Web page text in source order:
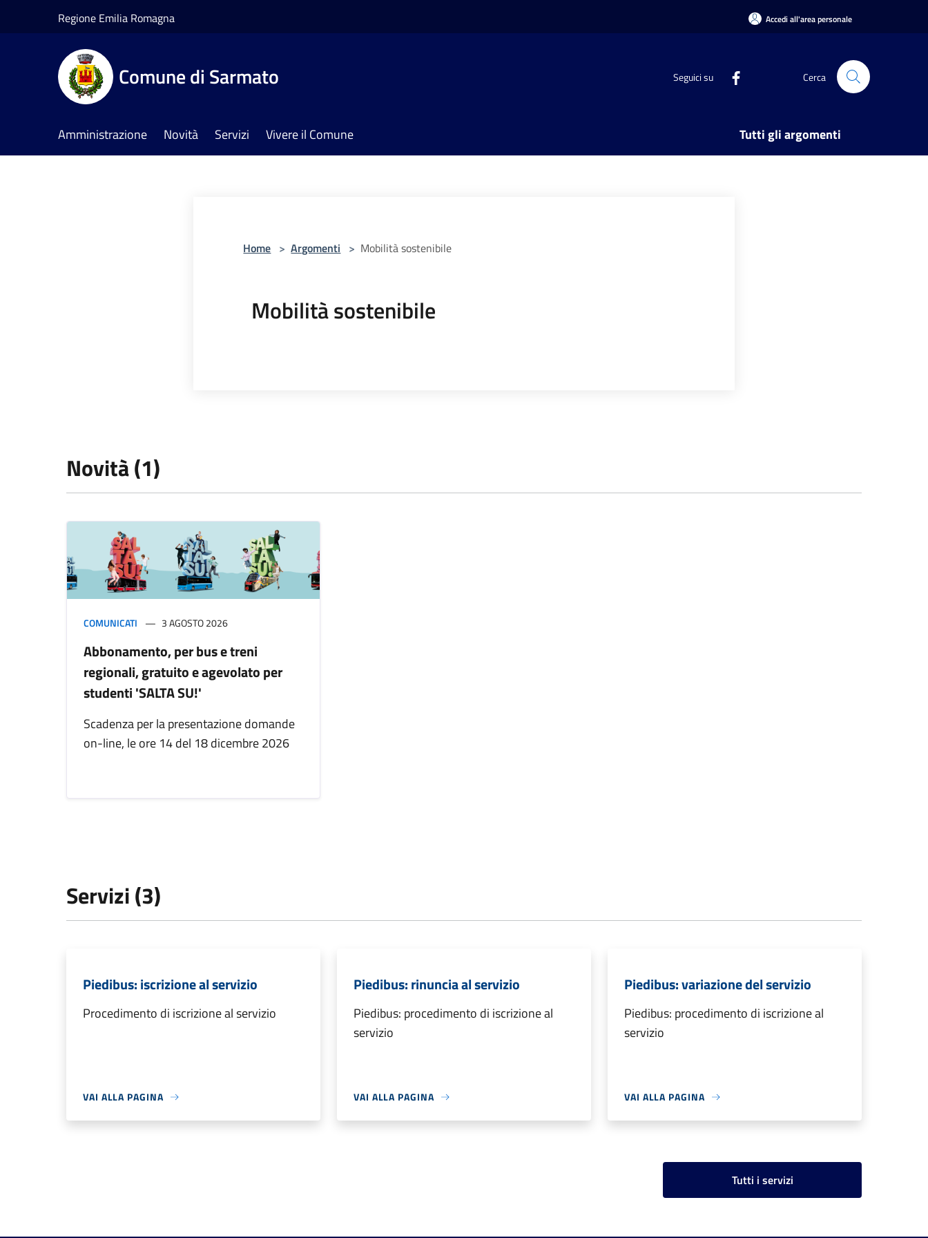
Regione Emilia Romagna Accedi all'area personale
Comune di Sarmato Seguici su Cerca
Amministrazione Novità Servizi Vivere il Comune Tutti gli argomenti
Home > Argomenti > Mobilità sostenibile
Mobilità sostenibile
Novità (1)
COMUNICATI 3 AGOSTO 2026
Abbonamento, per bus e treni
regionali, gratuito e agevolato per
studenti 'SALTA SU!'
Scadenza per la presentazione domande
on-line, le ore 14 del 18 dicembre 2026
Servizi (3)
Piedibus: iscrizione al servizio
Procedimento di iscrizione al servizio
VAI ALLA PAGINA
Piedibus: rinuncia al servizio
Piedibus: procedimento di iscrizione al
servizio
VAI ALLA PAGINA
Piedibus: variazione del servizio
Piedibus: procedimento di iscrizione al
servizio
VAI ALLA PAGINA
Tutti i servizi